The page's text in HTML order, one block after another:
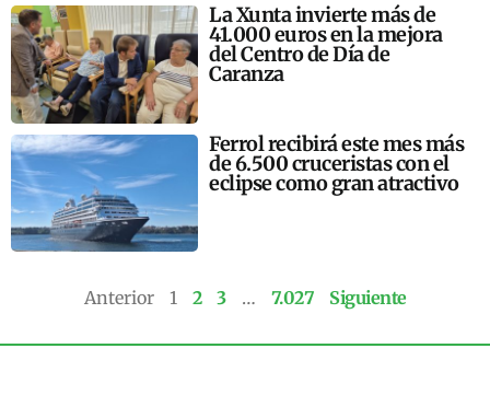
La Xunta invierte más de
41.000 euros en la mejora
del Centro de Día de
Caranza
Ferrol recibirá este mes más
de 6.500 cruceristas con el
eclipse como gran atractivo
Anterior 1 2 3 … 7.027 Siguiente